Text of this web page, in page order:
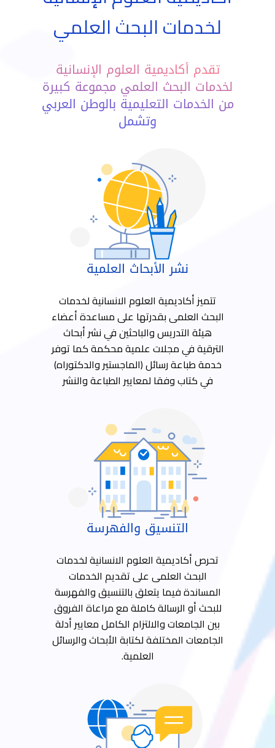
لخدمات البحث العلمي
تقدم أكاديمية العلوم الإنسانية
لخدمات البحث العلمي مجموعة كبيرة
من الخدمات التعليمية بالوطن العربي
وتشمل
نشر الأبحاث العلمية
تتميز أكاديمية العلوم الانسانية لخدمات
البحث العلمى بقدرتها على مساعدة أعضاء
هيئة التدريس والباحثين في نشر أبحاث
الترقية في مجلات علمية محكمة كما توفر
خدمة طباعة رسائل (الماجستير والدكتوراه)
في كتاب وفقا لمعايير الطباعة والنشر
التنسيق والفهرسة
تحرص أكاديمية العلوم الانسانية لخدمات
البحث العلمى على تقديم الخدمات
المساندة فيما يتعلق بالتنسيق والفهرسة
للبحث أو الرسالة كاملة مع مراعاة الفروق
بين الجامعات والالتزام الكامل معايير أدلة
الجامعات المختلفة لكتابة الأبحاث والرسائل
العلمية.